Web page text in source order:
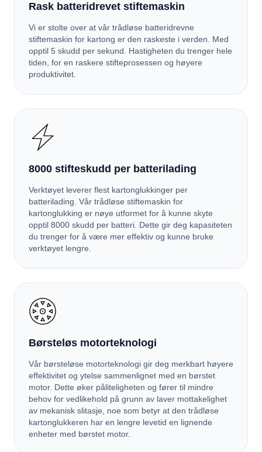
Rask batteridrevet stiftemaskin
Vi er stolte over at vår trådløse batteridrevne
stiftemaskin for kartong er den raskeste i verden. Med
opptil 5 skudd per sekund. Hastigheten du trenger hele
tiden, for en raskere stifteprosessen og høyere
produktivitet.
8000 stifteskudd per batterilading
Verktøyet leverer flest kartonglukkinger per
batterilading. Vår trådløse stiftemaskin for
kartonglukking er nøye utformet for å kunne skyte
opptil 8000 skudd per batteri. Dette gir deg kapasiteten
du trenger for å være mer effektiv og kunne bruke
verktøyet lengre.
Børsteløs motorteknologi
Vår børsteløse motorteknologi gir deg merkbart høyere
effektivitet og ytelse sammenlignet med en børstet
motor. Dette øker påliteligheten og fører til mindre
behov for vedlikehold på grunn av laver mottakelighet
av mekanisk slitasje, noe som betyr at den trådløse
kartonglukkeren har en lengre levetid en lignende
enheter med børstet motor.